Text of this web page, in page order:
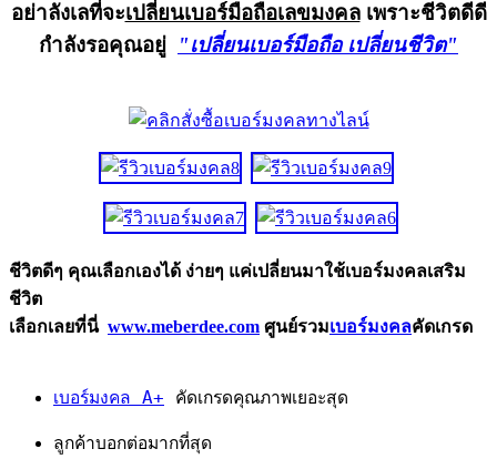
อย่าลังเลที่จะเปลี่ยนเบอร์มือถือเลขมงคลเพราะชีวิตดีดี
กำลังรอคุณอยู่
"เปลี่ยนเบอร์มือถือ เปลี่ยนชีวิต"
ชีวิตดีๆ คุณเลือกเองได้ ง่ายๆ แค่เปลี่ยนมาใช้เบอร์มงคลเสริม
ชีวิต
เลือกเลยที่นี่ www.meberdee.com ศูนย์รวมเบอร์มงคลคัดเกรด
เบอร์มงคล A+ คัดเกรดคุณภาพเยอะสุด
ลูกค้าบอกต่อมากที่สุด